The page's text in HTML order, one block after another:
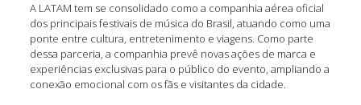
A LATAM tem se consolidado como a companhia aérea oficial
dos principais festivais de música do Brasil, atuando como uma
ponte entre cultura, entretenimento e viagens. Como parte
dessa parceria, a companhia prevê novas ações de marca e
experiências exclusivas para o público do evento, ampliando a
conexão emocional com os fãs e visitantes da cidade.